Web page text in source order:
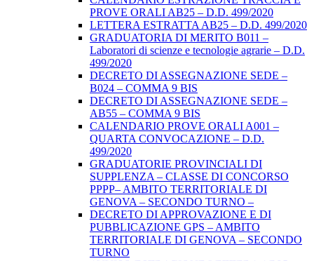
PROVE ORALI AB25 – D.D. 499/2020
LETTERA ESTRATTA AB25 – D.D. 499/2020
GRADUATORIA DI MERITO B011 –
Laboratori di scienze e tecnologie agrarie – D.D.
499/2020
DECRETO DI ASSEGNAZIONE SEDE –
B024 – COMMA 9 BIS
DECRETO DI ASSEGNAZIONE SEDE –
AB55 – COMMA 9 BIS
CALENDARIO PROVE ORALI A001 –
QUARTA CONVOCAZIONE – D.D.
499/2020
GRADUATORIE PROVINCIALI DI
SUPPLENZA – CLASSE DI CONCORSO
PPPP– AMBITO TERRITORIALE DI
GENOVA – SECONDO TURNO –
DECRETO DI APPROVAZIONE E DI
PUBBLICAZIONE GPS – AMBITO
TERRITORIALE DI GENOVA – SECONDO
TURNO